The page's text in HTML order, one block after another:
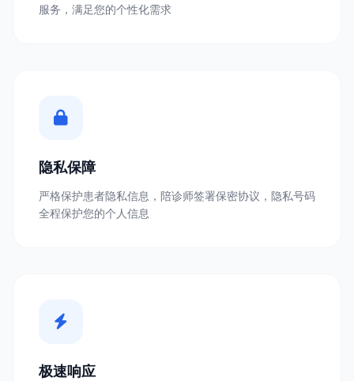
服务，满足您的个性化需求
隐私保障
严格保护患者隐私信息，陪诊师签署保密协议，隐私号码
全程保护您的个人信息
极速响应